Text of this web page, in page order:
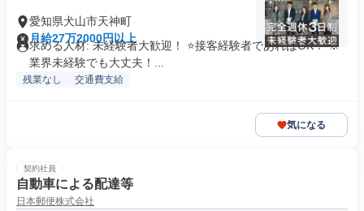
愛知県犬山市天神町
月給27万2000円以上
求める人材: 未経験者大歓迎！ ⭐接客経験者であればOK！ ※
業界未経験でも大丈夫！...
残業なし 交通費支給
気になる
契約社員
自動車による配達等
日本郵便株式会社